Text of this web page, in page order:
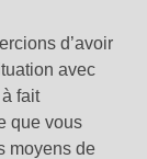
d’avoir
avec
fait
que vous
moyens de